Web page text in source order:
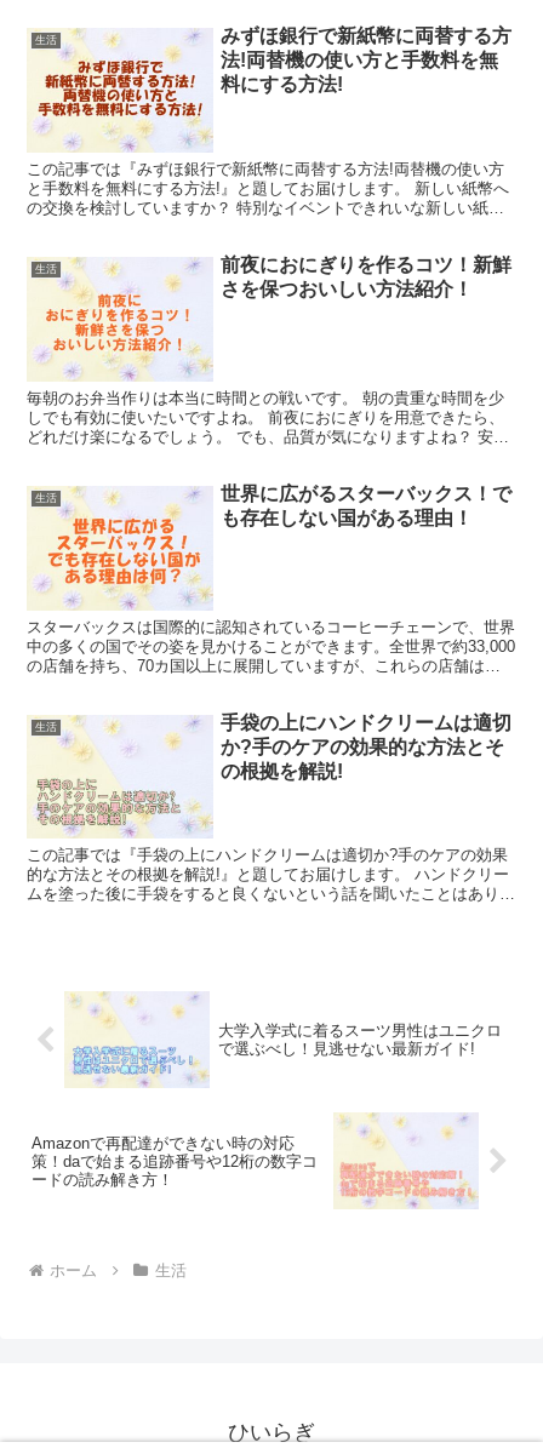
生活
みずほ銀行で新紙幣に両替する方
法!両替機の使い方と手数料を無
料にする方法!
この記事では『みずほ銀行で新紙幣に両替する方法!両替機の使い方
と手数料を無料にする方法!』と題してお届けします。 新しい紙幣へ
の交換を検討していますか？ 特別なイベントできれいな新しい紙幣
生活
前夜におにぎりを作るコツ！新鮮
さを保つおいしい方法紹介！
毎朝のお弁当作りは本当に時間との戦いです。 朝の貴重な時間を少
しでも有効に使いたいですよね。 前夜におにぎりを用意できたら、
どれだけ楽になるでしょう。 でも、品質が気になりますよね？ 安心
生活
世界に広がるスターバックス！で
も存在しない国がある理由！
スターバックスは国際的に認知されているコーヒーチェーンで、世界
中の多くの国でその姿を見かけることができます。全世界で約33,000
の店舗を持ち、70カ国以上に展開していますが、これらの店舗はほ
生活
手袋の上にハンドクリームは適切
か?手のケアの効果的な方法とそ
の根拠を解説!
この記事では『手袋の上にハンドクリームは適切か?手のケアの効果
的な方法とその根拠を解説!』と題してお届けします。 ハンドクリー
ムを塗った後に手袋をすると良くないという話を聞いたことはありま
大学入学式に着るスーツ男性はユニクロ
で選ぶべし！見逃せない最新ガイド!
Amazonで再配達ができない時の対応
策！daで始まる追跡番号や12桁の数字コ
ードの読み解き方！
ホーム 生活
ひいらぎ